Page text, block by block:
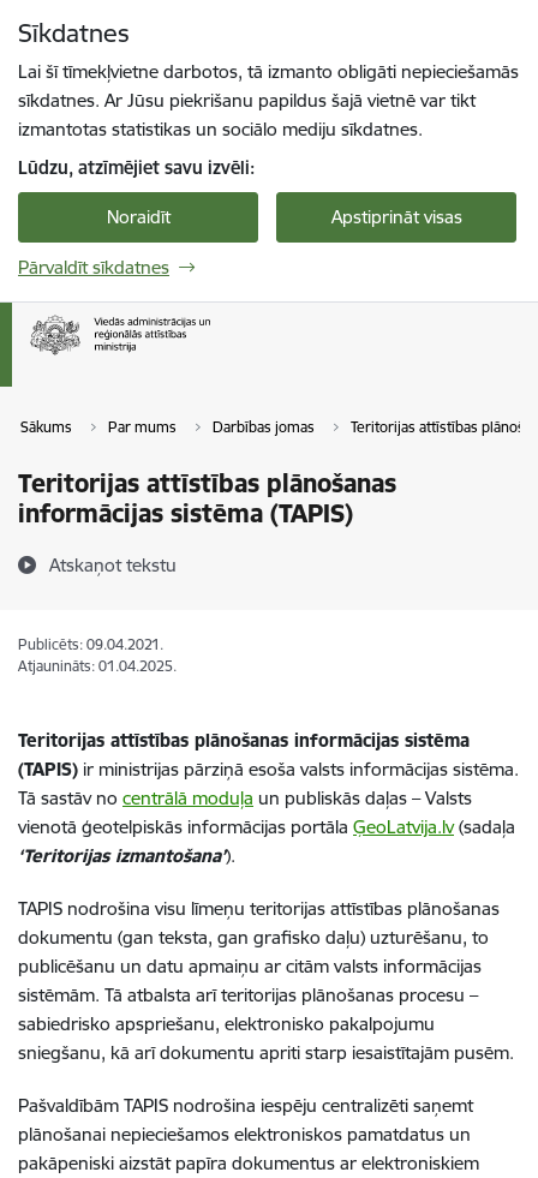
Sīkdatnes
Lai šī tīmekļvietne darbotos, tā izmanto obligāti nepieciešamās
sīkdatnes. Ar Jūsu piekrišanu papildus šajā vietnē var tikt
izmantotas statistikas un sociālo mediju sīkdatnes.
Lūdzu, atzīmējiet savu izvēli:
Noraidīt Apstiprināt visas
Pārvaldīt sīkdatnes
Sākums Par mums Darbības jomas Teritorijas attīstības
Teritorijas attīstības plānošanas
informācijas sistēma (TAPIS)
Atskaņot tekstu
Publicēts: 09.04.2021.
Atjaunināts: 01.04.2025.
Teritorijas attīstības plānošanas informācijas sistēma
(TAPIS) ir ministrijas pārziņā esoša valsts informācijas sistēma.
Tā sastāv no centrālā moduļa un publiskās daļas – Valsts
vienotā ģeotelpiskās informācijas portāla ĢeoLatvija.lv(sadaļa
‘Teritorijas izmantošana’).
TAPIS nodrošina visu līmeņu teritorijas attīstības plānošanas
dokumentu (gan teksta, gan grafisko daļu) uzturēšanu, to
publicēšanu un datu apmaiņu ar citām valsts informācijas
sistēmām. Tā atbalsta arī teritorijas plānošanas procesu –
sabiedrisko apspriešanu, elektronisko pakalpojumu
sniegšanu, kā arī dokumentu apriti starp iesaistītajām pusēm.
Pašvaldībām TAPIS nodrošina iespēju centralizēti saņemt
plānošanai nepieciešamos elektroniskos pamatdatus un
pakāpeniski aizstāt papīra dokumentus ar elektroniskiem